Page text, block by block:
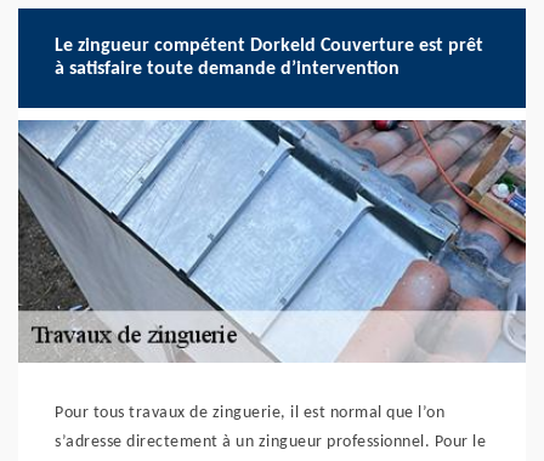
Le zingueur compétent Dorkeld Couverture est prêt
à satisfaire toute demande d’intervention
Pour tous travaux de zinguerie, il est normal que l’on
s’adresse directement à un zingueur professionnel. Pour le